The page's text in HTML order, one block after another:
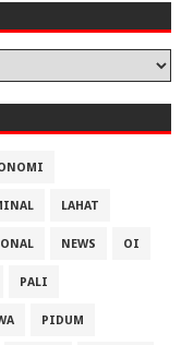
LAHAT
NEWS OI
PALI
PIDUM